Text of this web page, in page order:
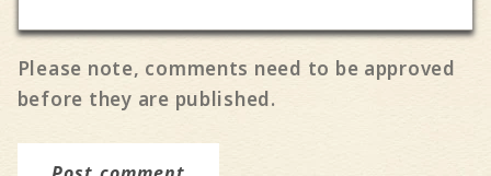
Please note, comments need to be approved
before they are published.